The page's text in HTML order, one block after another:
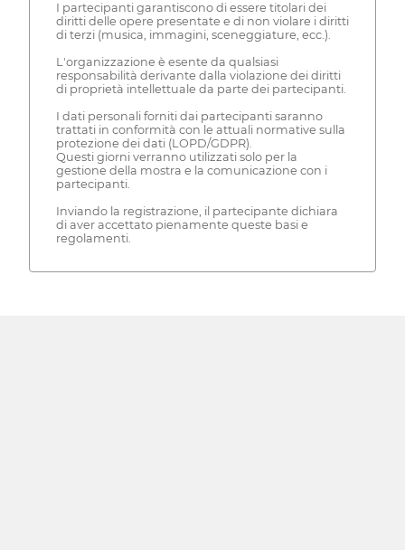
I partecipanti garantiscono di essere titolari dei
diritti delle opere presentate e di non violare i diritti
di terzi (musica, immagini, sceneggiature, ecc.).
L'organizzazione è esente da qualsiasi
responsabilità derivante dalla violazione dei diritti
di proprietà intellettuale da parte dei partecipanti.
I dati personali forniti dai partecipanti saranno
trattati in conformità con le attuali normative sulla
protezione dei dati (LOPD/GDPR).
Questi giorni verranno utilizzati solo per la
gestione della mostra e la comunicazione con i
partecipanti.
Inviando la registrazione, il partecipante dichiara
di aver accettato pienamente queste basi e
regolamenti.